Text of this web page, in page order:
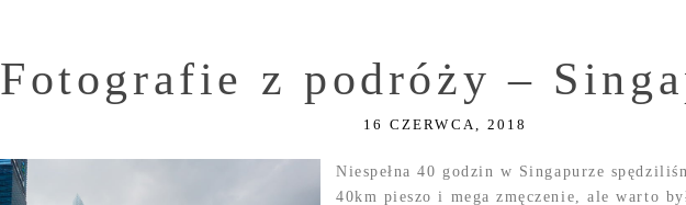
Fotografie z podróży –
16 CZERWCA, 2018
Niespełna 40 godzin w Singapurze
40km pieszo i mega zmęczenie, ale warto